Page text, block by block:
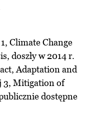
Climate Change
doszły w 2014 r.
Adaptation and
3, Mitigation of
dostępne